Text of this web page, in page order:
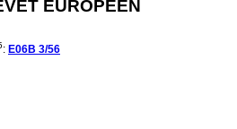
EUROPEEN
: E06B 3/56